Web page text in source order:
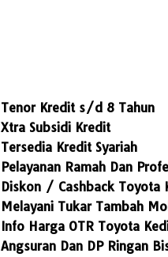
Tenor Kredit s/d 8 Tahun
Xtra Subsidi Kredit
Tersedia Kredit Syariah
Pelayanan Ramah Dan
Diskon / Cashback Toyota
Melayani Tukar Tambah
Info Harga OTR Toyota
Angsuran Dan DP Ringan